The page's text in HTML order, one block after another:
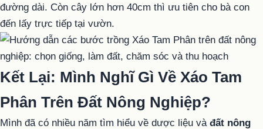
đường dài. Còn cây lớn hơn 40cm thì ưu tiên cho bà con
đến lấy trực tiếp tại vườn.
Kết Lại: Mình Nghĩ Gì Về Xáo Tam
Phân Trên Đất Nông Nghiệp?
Mình đã có nhiều năm tìm hiểu về dược liệu và đất nông